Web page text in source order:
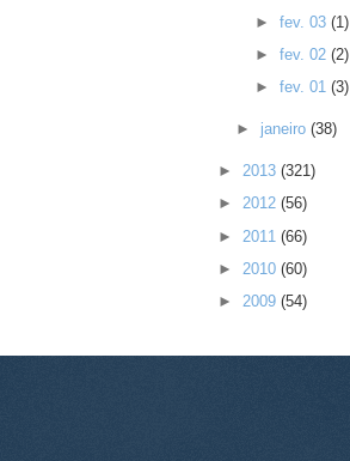
► fev. 03 (1)
► fev. 02 (2)
► fev. 01 (3)
► janeiro(38)
► 2013 (321)
► 2012 (56)
► 2011 (66)
► 2010 (60)
► 2009 (54)